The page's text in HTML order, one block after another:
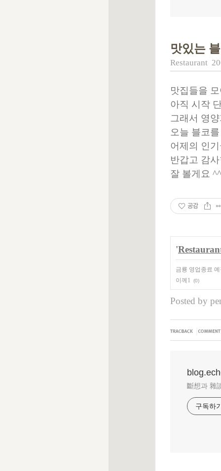
맛있는
Restaurant
맛집들을
아직 시작
그래서 영
오늘 블코
어제의 인
반갑고 감
잘 볼게요 ^^
공감
'
금룡 영업종료
이께1
(0)
Posted by
斷想과 雜
구독하